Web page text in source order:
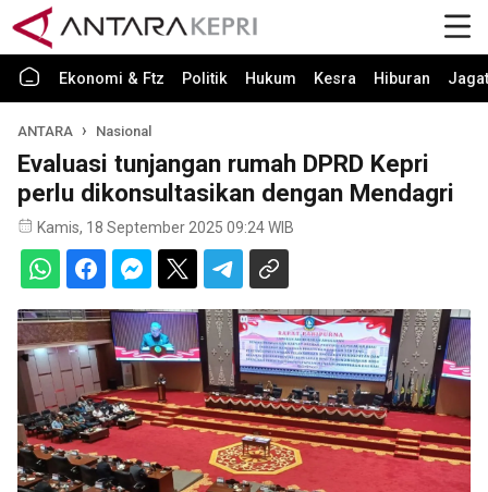
Ekonomi & Ftz Politik Hukum Kesra Hiburan Jagat
ANTARA Nasional
Evaluasi tunjangan rumah DPRD Kepri
perlu dikonsultasikan dengan Mendagri
Kamis, 18 September 2025 09:24 WIB